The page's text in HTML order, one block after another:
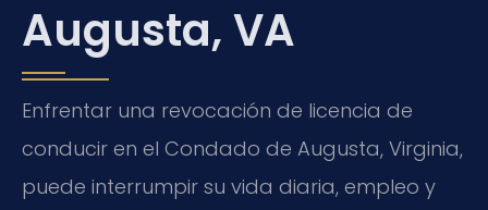
Augusta, VA
Enfrentar una revocación de licencia de
conducir en el Condado de Augusta, Virginia,
puede interrumpir su vida diaria, empleo y